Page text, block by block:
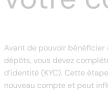
Avant de pouvoir bénéficier
dépôts, vous devez
d’identité (KYC). Cette
nouveau compte et peut